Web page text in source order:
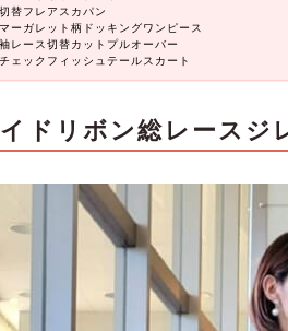
切替フレアスカパン
マーガレット柄ドッキングワンピース
袖レース切替カットプルオーバー
チェックフィッシュテールスカート
ドリボン総レースジ